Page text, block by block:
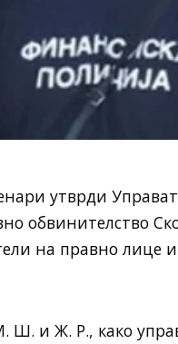
утврди
обвинителство
на правно лице
Ш. и Ж. Р., како